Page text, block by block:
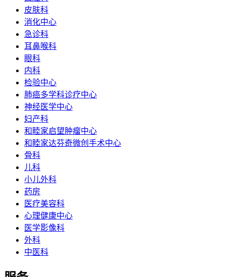
皮肤科
消化中心
急诊科
耳鼻喉科
眼科
内科
检验中心
肺癌多学科诊疗中心
神经医学中心
妇产科
和睦家启望肿瘤中心
和睦家达芬奇微创手术中心
骨科
儿科
小儿外科
药房
医疗美容科
心理健康中心
医学影像科
外科
中医科